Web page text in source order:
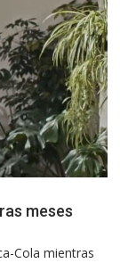
meses
Cola mientras